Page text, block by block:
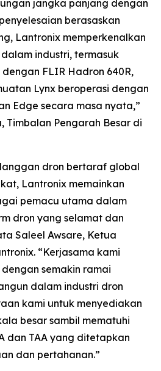
jangka panjang dengan
berasaskan
Lantronix memperkenalkan
industri, termasuk
FLIR Hadron 640R,
Lynx beroperasi dengan
Edge secara masa nyata,”
Timbalan Pengarah Besar di
dron bertaraf global
Lantronix memainkan
pemacu utama dalam
dron yang selamat dan
Saleel Awsare, Ketua
“Kerjasama kami
semakin ramai
dalam industri dron
kami untuk menyediakan
besar sambil mematuhi
dan TAA yang ditetapkan
dan pertahanan.”